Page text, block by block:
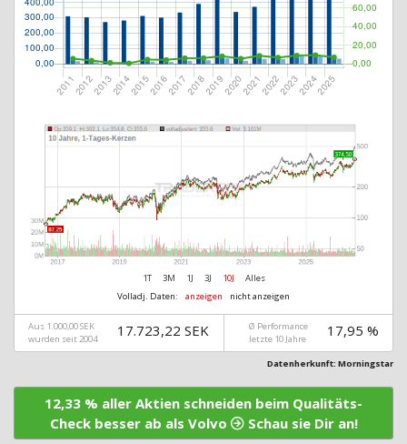
1T 3M 1J 3J 10J
Alles
Volladj. Daten:
anzeigen nicht anzeigen
Aus 1.000,00 SEK
wurden seit 2004
17.723,22 SEK
Ø Performance
letzte 10 Jahre
17,95 %
Datenherkunft: Morningstar
12,33 % aller Aktien schneiden beim Qualitäts-
Check besser ab als Volvo
Schau sie Dir an!